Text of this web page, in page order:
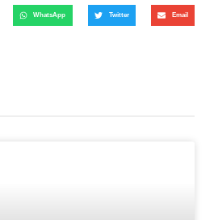
WhatsApp Twitter Email